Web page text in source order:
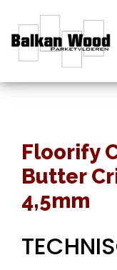
Floorify
Butter
4,5mm